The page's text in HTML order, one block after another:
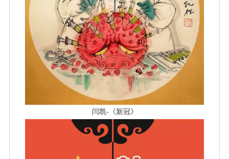
闫凯-《新冠》